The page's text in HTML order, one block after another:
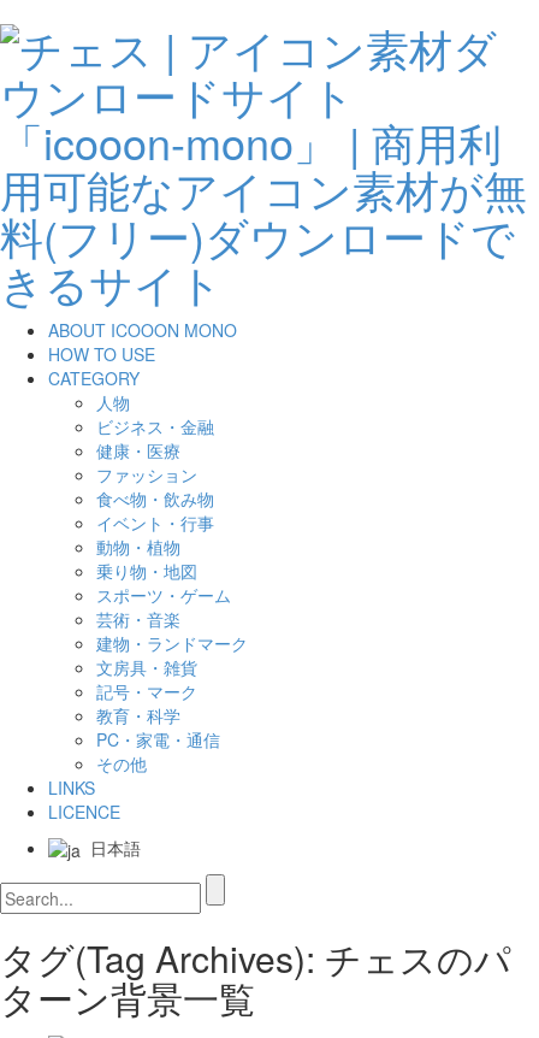
ABOUT ICOOON MONO
HOW TO USE
CATEGORY
人物
ビジネス・金融
健康・医療
ファッション
食べ物・飲み物
イベント・行事
動物・植物
乗り物・地図
スポーツ・ゲーム
芸術・音楽
建物・ランドマーク
文房具・雑貨
記号・マーク
教育・科学
PC・家電・通信
その他
LINKS
LICENCE
日本語
タグ(Tag Archives): チェスのパ
ターン背景一覧